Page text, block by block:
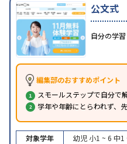
公文式
自分の学
編集部のおすすめポイント
スモールステップで自分で
学年や年齢にとらわれず、
対象学年 幼児 小1 ~ 6 中1